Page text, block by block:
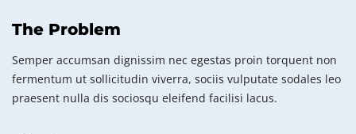
The Problem
Semper accumsan dignissim nec egestas proin torquent non
fermentum ut sollicitudin viverra, sociis vulputate sodales leo
praesent nulla dis sociosqu eleifend facilisi lacus.